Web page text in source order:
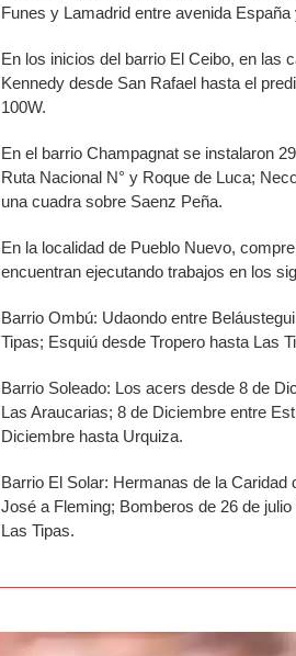
Funes y Lamadrid entre avenida
En los inicios del barrio El Ceibo, en las
Kennedy desde San Rafael hasta el
100W.
En el barrio Champagnat se instalaron
Ruta Nacional N° y Roque de Luca;
una cuadra sobre Saenz Peña.
En la localidad de Pueblo Nuevo,
encuentran ejecutando trabajos en los
Barrio Ombú: Udaondo entre
Tipas; Esquiú desde Tropero hasta Las
Barrio Soleado: Los acers desde 8 de
Las Araucarias; 8 de Diciembre entre
Diciembre hasta Urquiza.
Barrio El Solar: Hermanas de la
José a Fleming; Bomberos de 26 de
Las Tipas.